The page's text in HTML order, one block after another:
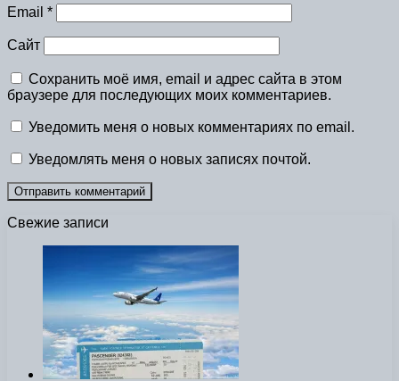
Email *
Сайт
Сохранить моё имя, email и адрес сайта в этом
браузере для последующих моих комментариев.
Уведомить меня о новых комментариях по email.
Уведомлять меня о новых записях почтой.
Свежие записи